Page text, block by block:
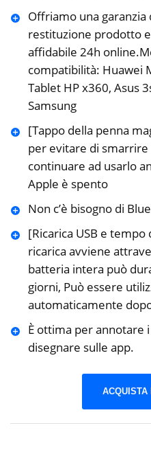
Offriamo una garanzia
restituzione prodotto
affidabile 24h
compatibilità: Huawei
Tablet HP x360, Asus
Samsung
[Tappo della penna
per evitare di
continuare ad usarlo
Apple è spento
Non c’è bisogno di
[Ricarica USB e
ricarica avviene
batteria intera può
giorni, Può essere
automaticamente
È ottima per annotare
disegnare sulle app.
ACQUISTA